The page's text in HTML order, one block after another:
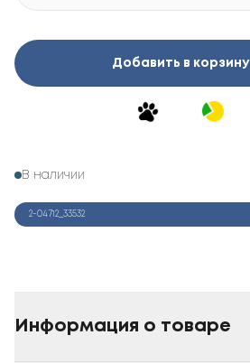
Добавить в корзину
В наличии
2-04712_33532
Информация о товаре